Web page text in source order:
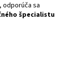
, odporúča sa
špecialistu